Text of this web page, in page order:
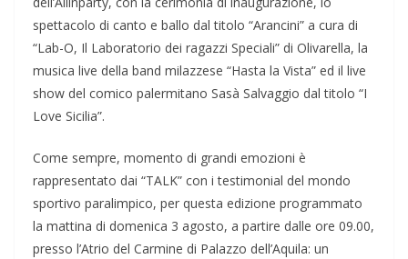
spettacolo di canto e ballo dal titolo “Arancini” a cura di
“Lab-O, Il Laboratorio dei ragazzi Speciali” di Olivarella, la
musica live della band milazzese “Hasta la Vista” ed il live
show del comico palermitano Sasà Salvaggio dal titolo “I
Love Sicilia”.
Come sempre, momento di grandi emozioni è
rappresentato dai “TALK” con i testimonial del mondo
sportivo paralimpico, per questa edizione programmato
la mattina di domenica 3 agosto, a partire dalle ore 09.00,
presso l’Atrio del Carmine di Palazzo dell’Aquila: un